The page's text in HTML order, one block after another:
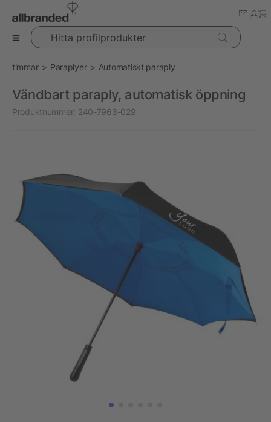
Hitta profilprodukter
timmar Paraplyer Automatiskt paraply
Vändbart paraply, automatisk öppning
Produktnummer: 240-7963-029